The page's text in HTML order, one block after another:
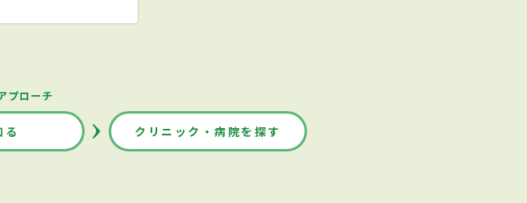
プローチ
る クリニック・病院を探す